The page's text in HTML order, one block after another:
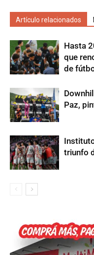
Artículo relacionados
Hasta
que
de
Paz,
triunfo